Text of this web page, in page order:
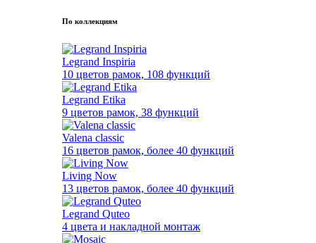
По коллекциям
Legrand Inspiria
10 цветов рамок, 108 функций
Legrand Etika
9 цветов рамок, 38 функций
Valena classic
16 цветов рамок, более 40 функций
Living Now
13 цветов рамок, более 40 функций
Legrand Quteo
4 цвета и накладной монтаж